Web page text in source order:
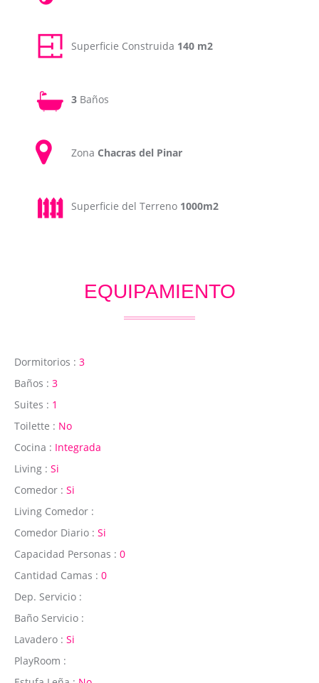
Superficie Construida 140 m2
3 Baños
Zona Chacras del Pinar
Superficie del Terreno 1000m2
EQUIPAMIENTO
Dormitorios : 3
Baños : 3
Suites : 1
Toilette : No
Cocina : Integrada
Living : Si
Comedor : Si
Living Comedor :
Comedor Diario : Si
Capacidad Personas : 0
Cantidad Camas : 0
Dep. Servicio :
Baño Servicio :
Lavadero : Si
PlayRoom :